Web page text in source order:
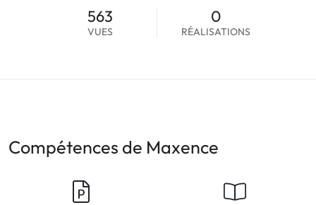
563
VUES
0
RÉALISATIONS
Compétences de Maxence